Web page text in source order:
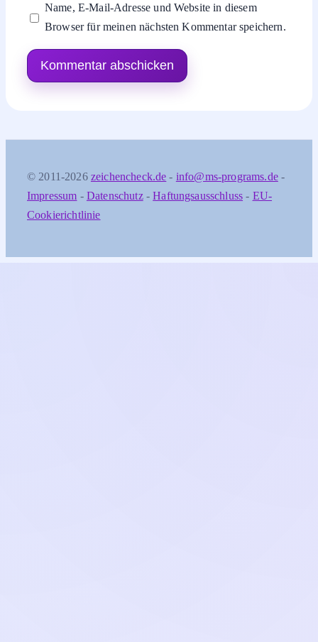
Name, E-Mail-Adresse und Website in diesem
Browser für meinen nächsten Kommentar speichern.
© 2011-2026 zeichencheck.de - info@ms-programs.de-
Impressum - Datenschutz-Haftungsausschluss - EU-
Cookierichtlinie